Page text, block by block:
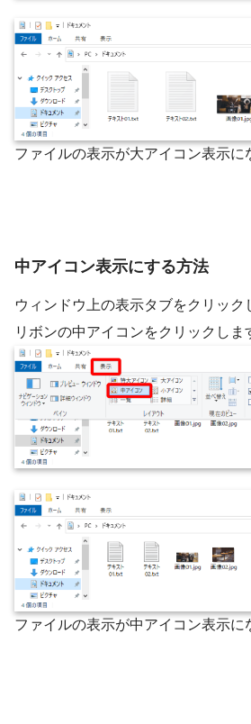
ファイルの表示が大アイコン表示に
中アイコン表示にする方法
ウィンドウ上の表示タブをクリック
リボンの中アイコンをクリックしま
ファイルの表示が中アイコン表示に